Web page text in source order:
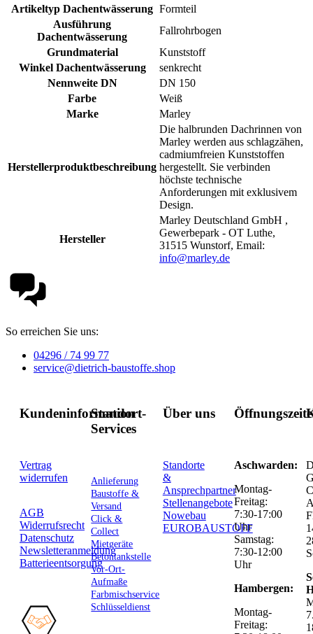
Artikeltyp Dachentwässerung Formteil
Ausführung
Dachentwässerung
Fallrohrbogen
Grundmaterial
Kunststoff
Winkel Dachentwässerung
senkrecht
Nennweite DN
DN 150
Farbe
Weiß
Marke
Marley
Herstellerproduktbeschreibung
Die halbrunden Dachrinnen von
Marley werden aus schlagzähen,
cadmiumfreien Kunststoffen
hergestellt. Sie verbinden
höchste technische
Anforderungen mit exklusivem
Design.
Hersteller
Marley Deutschland GmbH ,
Gewerbepark - OT Luthe,
31515 Wunstorf, Email:
info@marley.de
So erreichen Sie uns:
04296 / 74 99 77
service@dietrich-baustoffe.shop
Kundeninformation
Vertrag
widerrufen
AGB
Widerrufsrecht
Datenschutz
Newsletteranmeldung
Batterieentsorgung
Standort-
Services
Anlieferung
Baustoffe &
Versand
Click &
Collect
Mietgeräte
Betontankstelle
Vor-Ort-
Aufmaße
Farbmischservice
Schlüsseldienst
Über uns
Standorte
&
Ansprechpartner
Stellenangebote
Nowebau
EUROBAUSTOFF
Aschwarden:
Montag-
Freitag:
7:30-17:00
Uhr
Samstag:
7:30-12:00
Uhr
Hambergen:
Montag-
Freitag: